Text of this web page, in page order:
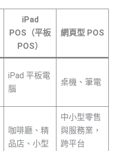
iPad
POS（平板
POS）
網頁型 POS
iPad 平板電
腦
桌機、筆電
咖啡廳、精
品店、小型
中小型零售
與服務業，
跨平台